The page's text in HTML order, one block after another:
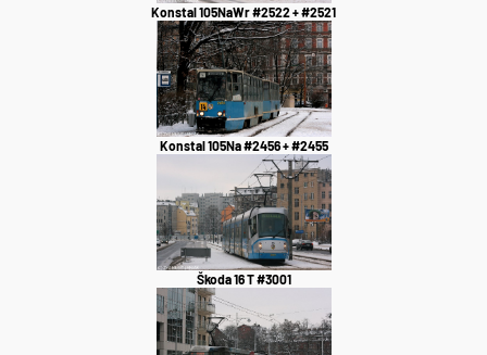
Konstal 105NaWr #2522 + #2521
Konstal 105Na #2456 + #2455
Škoda 16 T #3001